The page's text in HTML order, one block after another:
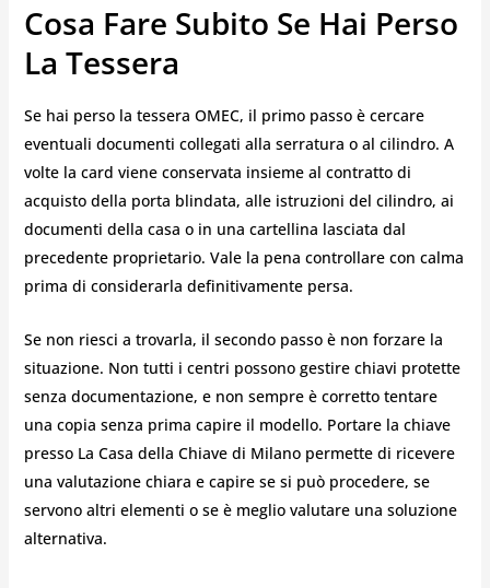
Cosa Fare Subito Se Hai Perso
La Tessera
Se hai perso la tessera OMEC, il primo passo è cercare
eventuali documenti collegati alla serratura o al cilindro. A
volte la card viene conservata insieme al contratto di
acquisto della porta blindata, alle istruzioni del cilindro, ai
documenti della casa o in una cartellina lasciata dal
precedente proprietario. Vale la pena controllare con calma
prima di considerarla definitivamente persa.
Se non riesci a trovarla, il secondo passo è non forzare la
situazione. Non tutti i centri possono gestire chiavi protette
senza documentazione, e non sempre è corretto tentare
una copia senza prima capire il modello. Portare la chiave
presso La Casa della Chiave di Milano permette di ricevere
una valutazione chiara e capire se si può procedere, se
servono altri elementi o se è meglio valutare una soluzione
alternativa.